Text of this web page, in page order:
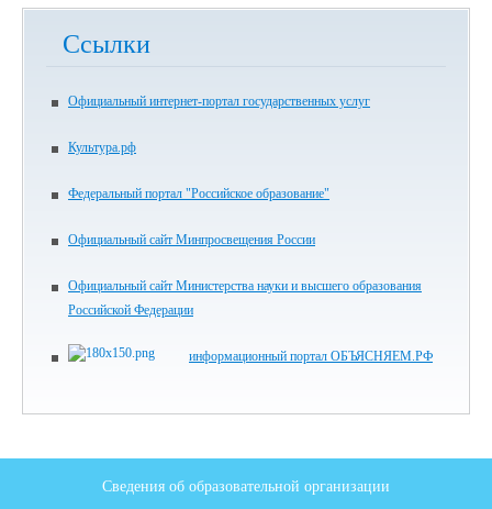
Ссылки
Официальный интернет-портал государственных услуг
Культура.рф
Федеральный портал "Российское образование"
Официальный сайт Минпросвещения России
Официальный сайт Министерства науки и высшего образования
Российской Федерации
информационный портал ОБЪЯСНЯЕМ.РФ
Сведения об образовательной организации